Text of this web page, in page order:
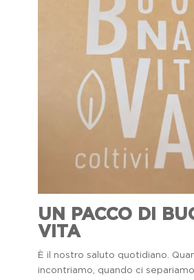
UN PACCO DI
VITA
È il nostro saluto quotidiano.
incontriamo, quando ci